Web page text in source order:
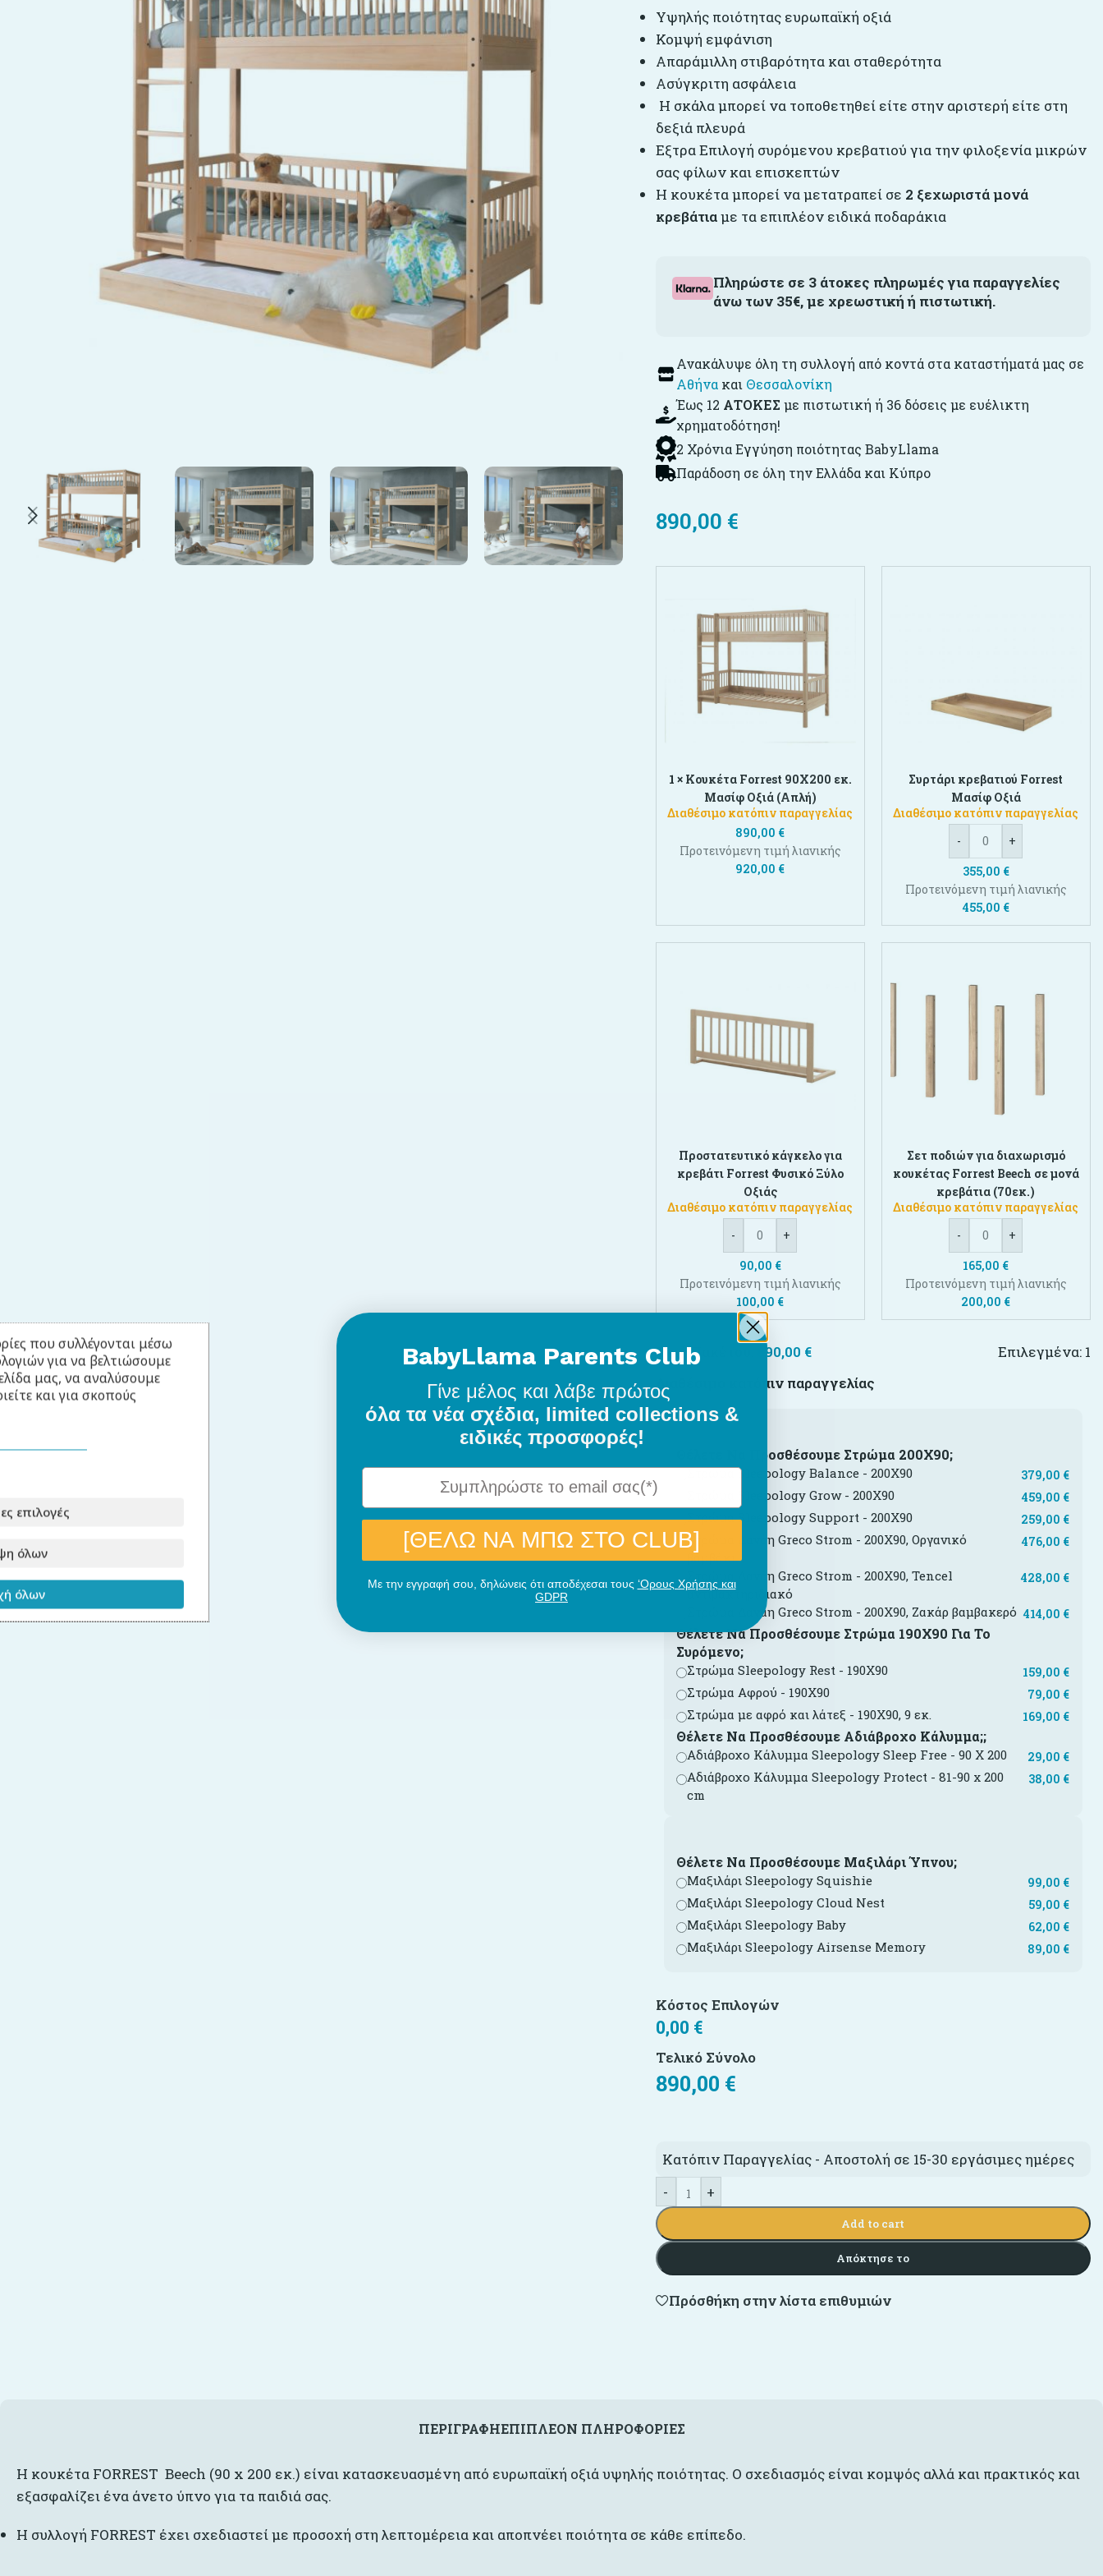
Υψηλής ποιότητας ευρωπαϊκή οξιά
Κομψή εμφάνιση
Απαράμιλλη στιβαρότητα και σταθερότητα
Ασύγκριτη ασφάλεια
Η σκάλα μπορεί να τοποθετηθεί είτε στην αριστερή είτε στη
δεξιά πλευρά
Εξτρα Επιλογή συρόμενου κρεβατιού για την φιλοξενία μικρών
σας φίλων και επισκεπτών
Η κουκέτα μπορεί να μετατραπεί σε 2 ξεχωριστά μονά
κρεβάτιαμε τα επιπλέον ειδικά ποδαράκια
Πληρώστε σε 3 άτοκες πληρωμές για παραγγελίες
άνω των 35€, με χρεωστική ή πιστωτική.
Ανακάλυψε όλη τη συλλογή από κοντά στα καταστήματά μας σε
Αθήνακαι Θεσσαλονίκη
Έως 12 ΑΤΟΚΕΣ με πιστωτική ή 36 δόσεις με ευέλικτη
χρηματοδότηση!
2 Χρόνια Εγγύηση ποιότητας BabyLlama
Παράδοση σε όλη την Ελλάδα και Κύπρο
890,00 €
1 × Κουκέτα Forrest 90X200 εκ.
Μασίφ Οξιά (Απλή)
Διαθέσιμο κατόπιν παραγγελίας
890,00 €
Προτεινόμενη τιμή λιανικής
920,00 €
Συρτάρι κρεβατιού Forrest
Μασίφ Oξιά
Διαθέσιμο κατόπιν παραγγελίας
-
+
355,00 €
Προτεινόμενη τιμή λιανικής
455,00 €
Προστατευτικό κάγκελο για
κρεβάτι Forrest Φυσικό Ξύλο
Οξιάς
Διαθέσιμο κατόπιν παραγγελίας
-
+
90,00 €
Προτεινόμενη τιμή λιανικής
100,00 €
Σετ ποδιών για διαχωρισμό
κουκέτας Forrest Beech σε μονά
κρεβάτια (70εκ.)
Διαθέσιμο κατόπιν παραγγελίας
-
+
165,00 €
Προτεινόμενη τιμή λιανικής
200,00 €
Τιμή Πακέτου: 890,00 € Επιλεγμένα: 1
Διαθέσιμο κατόπιν παραγγελίας
Θέλετε Να Προσθέσουμε Στρώμα 200Χ90;
Στρώμα Sleepology Balance - 200X90 379,00 €
Στρώμα Sleepology Grow - 200X90 459,00 €
Στρώμα Sleepology Support - 200X90 259,00 €
Στρώμα Δανάη Greco Strom - 200X90, Οργανικό
βαμβάκι
476,00 €
Στρώμα Δανάη Greco Strom - 200X90, Tencel
αντιβακτηριδιακό
428,00 €
Στρώμα Δανάη Greco Strom - 200X90, Ζακάρ βαμβακερό 414,00 €
Θέλετε Να Προσθέσουμε Στρώμα 190Χ90 Για Το
Συρόμενο;
Στρώμα Sleepology Rest - 190X90 159,00 €
Στρώμα Αφρού - 190X90 79,00 €
Στρώμα με αφρό και λάτεξ - 190X90, 9 εκ. 169,00 €
Θέλετε Να Προσθέσουμε Αδιάβροχο Κάλυμμα;;
Αδιάβροχο Κάλυμμα Sleepology Sleep Free - 90 Χ 200 29,00 €
Αδιάβροχο Κάλυμμα Sleepology Protect - 81-90 x 200
cm
38,00 €
Θέλετε Να Προσθέσουμε Μαξιλάρι Ύπνου;
Μαξιλάρι Sleepology Squishie 99,00 €
Μαξιλάρι Sleepology Cloud Nest 59,00 €
Μαξιλάρι Sleepology Baby 62,00 €
Μαξιλάρι Sleepology Airsense Memory 89,00 €
Κόστος Επιλογών
0,00 €
Τελικό Σύνολο
890,00 €
Κατόπιν Παραγγελίας - Αποστολή σε 15-30 εργάσιμες ημέρες
-
+
Add to cart
Απόκτησε το
Πρόσθήκη στην λίστα επιθυμιών
ΠΕΡΙΓΡΑΦΉΕΠΙΠΛΈΟΝ ΠΛΗΡΟΦΟΡΊΕΣ
Η κουκέτα FORREST Beech (90 x 200 εκ.) είναι κατασκευασμένη από ευρωπαϊκή οξιά υψηλής ποιότητας. Ο σχεδιασμός είναι κομψός αλλά και πρακτικός και
εξασφαλίζει ένα άνετο ύπνο για τα παιδιά σας.
Η συλλογή FORREST έχει σχεδιαστεί με προσοχή στη λεπτομέρεια και αποπνέει ποιότητα σε κάθε επίπεδο.
που συλλέγονται μέσω
για να βελτιώσουμε
μας, να αναλύσουμε
και για σκοπούς
επιλογές
όλων
όλων
BabyLlama Parents Club
Γίνε μέλος και λάβε πρώτος
όλα τα νέα σχέδια, limited collections &
ειδικές προσφορές!
[ΘΕΛΩ ΝΑ ΜΠΩ ΣΤΟ CLUB]
Με την εγγραφή σου, δηλώνεις ότι αποδέχεσαι τους ‘Ορους Χρήσης και
GDPR